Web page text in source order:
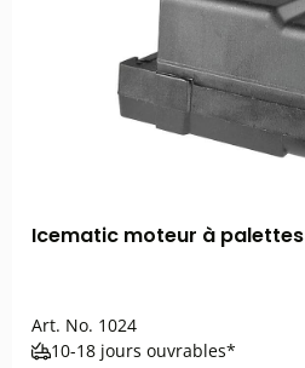
Icematic moteur à palettes
Art. No. 1024
10-18 jours ouvrables*